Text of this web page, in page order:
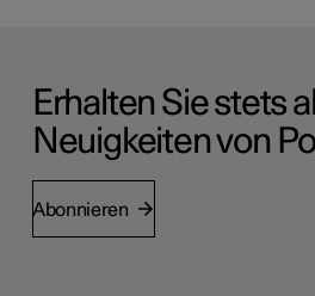
Erhalten Sie stets
Neuigkeiten von
Abonnieren